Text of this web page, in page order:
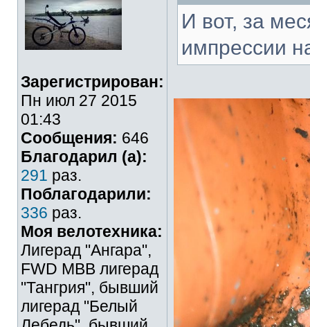
Зарегистрирован:
Пн июл 27 2015
01:43
Сообщения: 646
Благодарил (а):
291 раз.
Поблагодарили:
336 раз.
Моя велотехника:
Лигерад "Ангара",
FWD MBB лигерад
"Тангрия", бывший
лигерад "Белый
И вот, за
импрессии